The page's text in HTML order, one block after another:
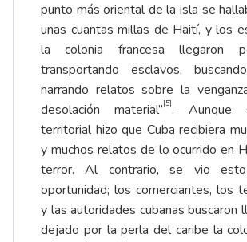
punto más oriental de la isla se
unas cuantas millas de Haití, y los
la colonia francesa llegaron
transportando esclavos,
narrando relatos sobre la
desolación material”[5]. Aunque
territorial hizo que Cuba recibiera
y muchos relatos de lo ocurrido en
terror. Al contrario, se vio
oportunidad; los comerciantes, los
y las autoridades cubanas buscaron
dejado por la perla del caribe la